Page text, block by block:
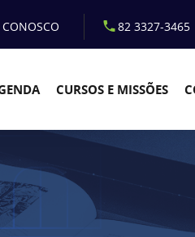
CONOSCO 82 3327-3465
CURSOS E MISSÕES